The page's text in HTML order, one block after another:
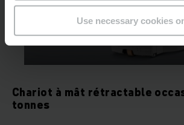
Use necessary cookies
Chariot à mât rétractable
tonnes